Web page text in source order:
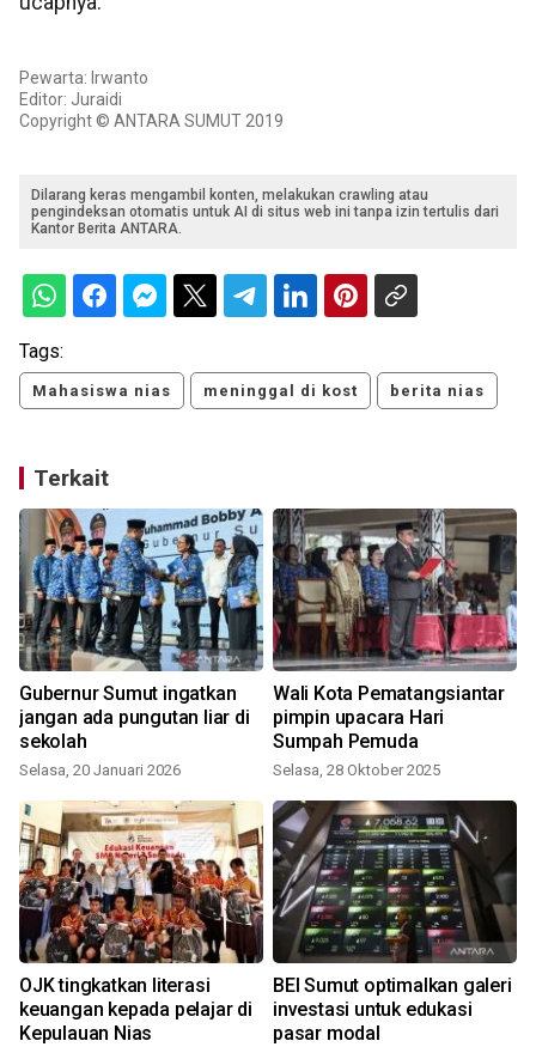
Pewarta: Irwanto
Editor: Juraidi
Copyright © ANTARA SUMUT 2019
Dilarang keras mengambil konten, melakukan crawling atau
pengindeksan otomatis untuk AI di situs web ini tanpa izin tertulis dari
Kantor Berita ANTARA.
Tags:
Mahasiswa nias meninggal di kost berita nias
Terkait
Gubernur Sumut ingatkan
jangan ada pungutan liar di
sekolah
Selasa, 20 Januari 2026
Wali Kota Pematangsiantar
pimpin upacara Hari
Sumpah Pemuda
Selasa, 28 Oktober 2025
OJK tingkatkan literasi
keuangan kepada pelajar di
Kepulauan Nias
BEI Sumut optimalkan galeri
investasi untuk edukasi
pasar modal